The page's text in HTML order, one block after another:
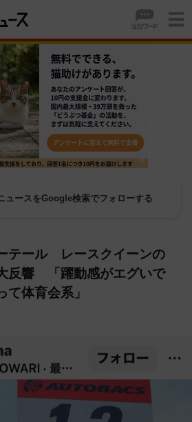
ュースをGoogle検索でフォローする
テール レースクイーンの
反響 「躍動感がエグいで
て体育会系」